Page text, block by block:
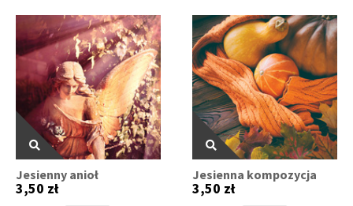
Jesienny anioł
3,50 zł
Jesienna kompozycja
3,50 zł